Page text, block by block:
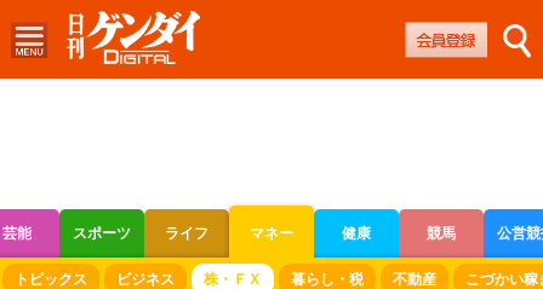
芸能 スポーツ ライフ マネー 健康 競馬 公営
ボートレース 競輪 オートレース
トピックス ビジネス 株・ＦＸ 暮らし・税 不動産 こづかい稼